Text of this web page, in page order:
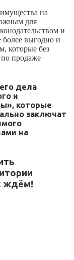
на
для
и
более выгодно и
которые без
продаже
дела
и
которые
заключат
на
ждём!